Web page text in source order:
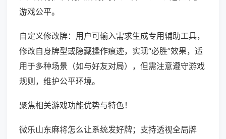
游戏公平。
自定义修改牌：用户可输入需求生成专用辅助工具，
修改自身牌型或隐藏操作痕迹，实现“必胜”效果，适
用于多种场景（如与好友对局），但需注意遵守游戏
规则，维护公平环境。
聚焦相关游戏功能优势与特色！
微乐山东麻将怎么让系统发好牌；支持透视全局牌